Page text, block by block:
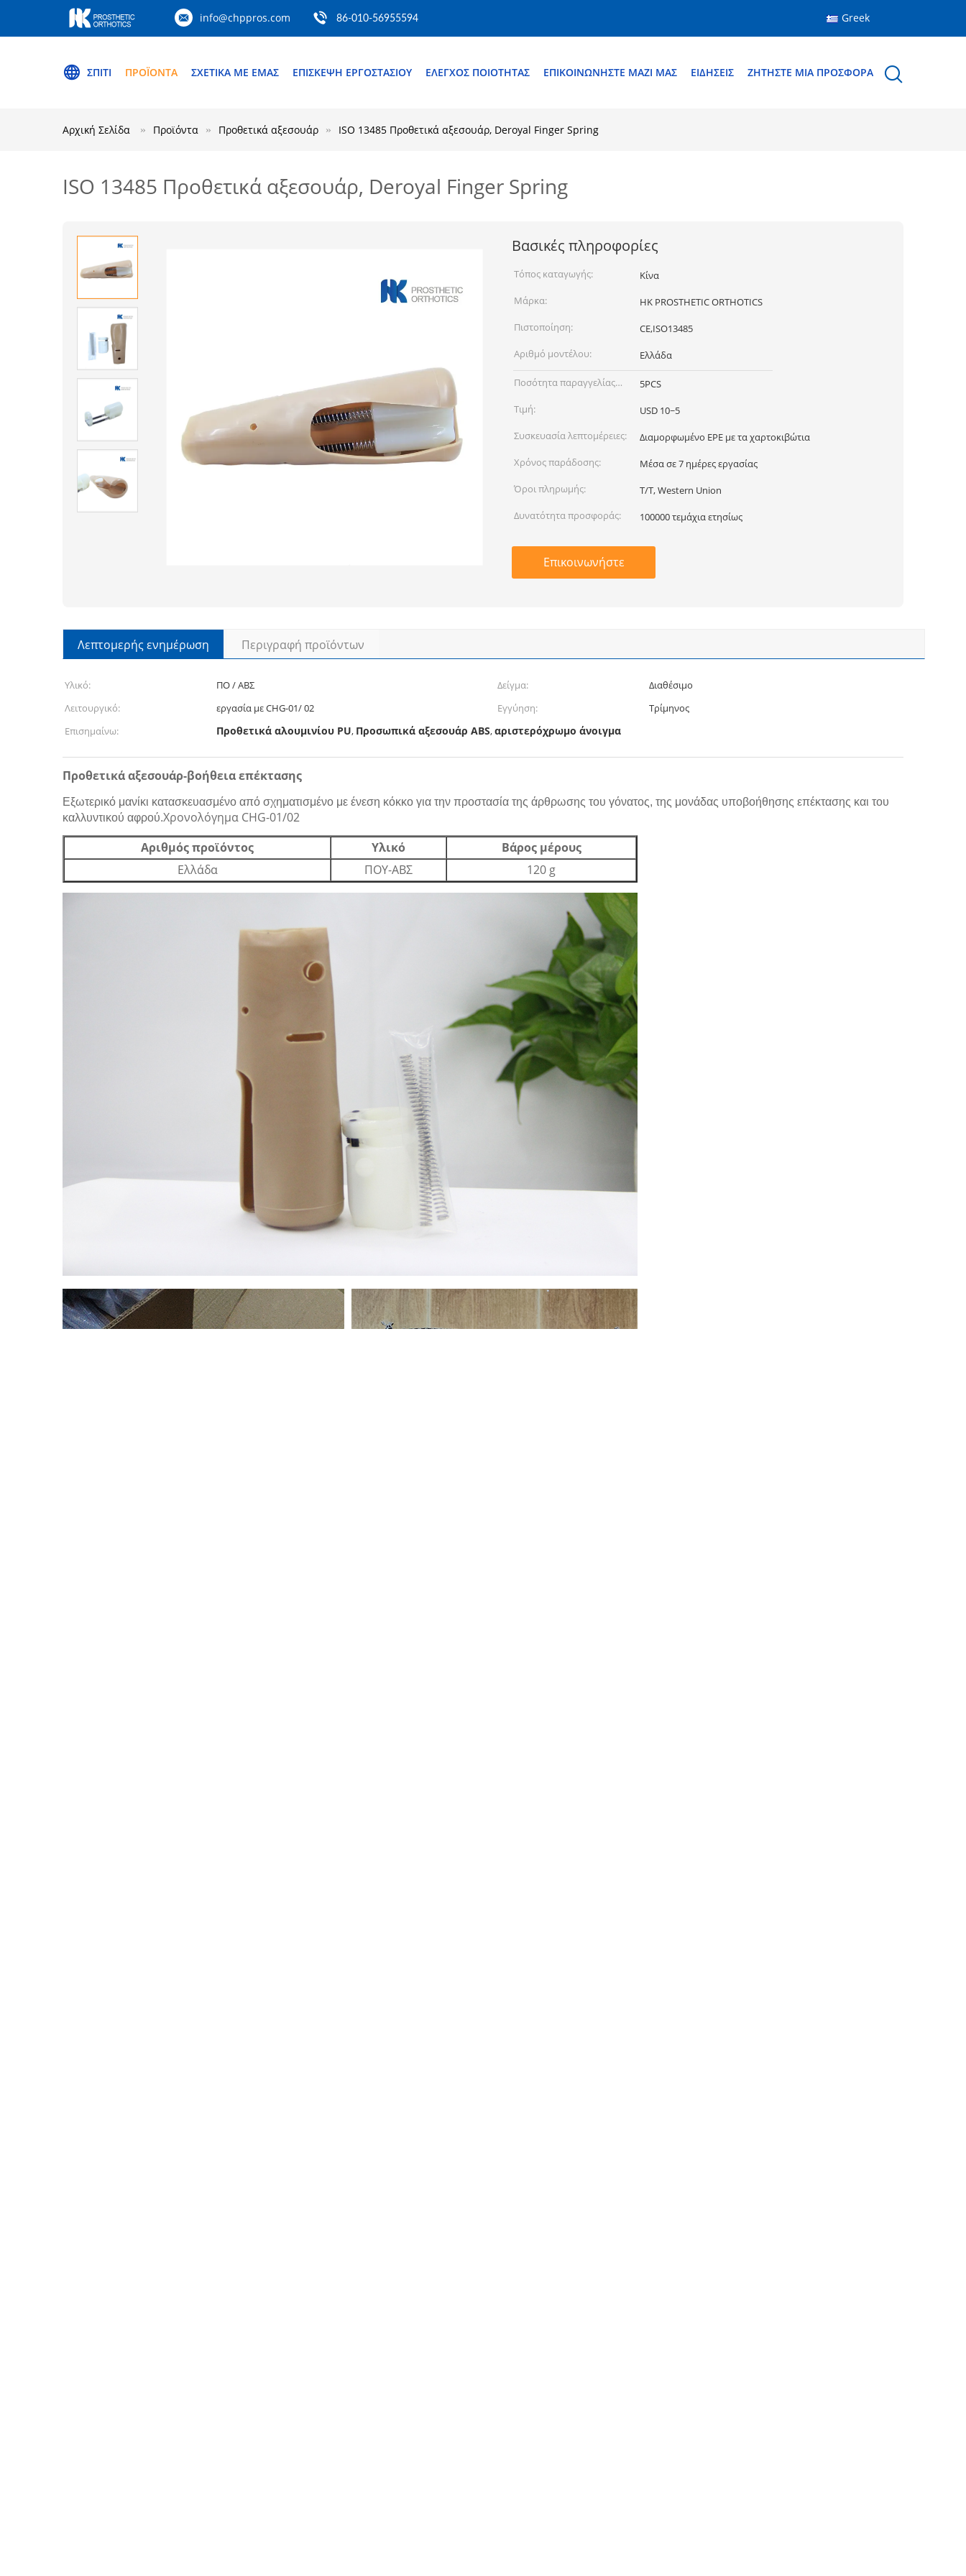
info@chppros.com 86-010-56955594 Greek
ΣΠΊΤΙ ΠΡΟΪΌΝΤΑ ΣΧΕΤΙΚΆ ΜΕ ΕΜΆΣ ΕΠΙΣΚΕΨΉ ΕΡΓΟΣΤΑΣΊΟΥ ΈΛΕΓΧΟΣ ΠΟΙΌΤΗΤΑΣ ΕΠΙΚΟΙΝΩΝΉΣΤΕ ΜΑΖΊ ΜΑΣ ΕΙΔΉΣΕΙΣ ΖΗΤΉΣΤΕ ΜΙΑ ΠΡΟΣΦΟΡΆ
Αρχική Σελίδα Προϊόντα Προθετικά αξεσουάρ ISO 13485 Προθετικά αξεσουάρ, Deroyal Finger Spring
ISO 13485 Προθετικά αξεσουάρ, Deroyal Finger Spring
Βασικές πληροφορίες
Τόπος καταγωγής:
Κίνα
Μάρκα:
HK PROSTHETIC ORTHOTICS
Πιστοποίηση:
CE,ISO13485
Αριθμό μοντέλου:
Ελλάδα
Ποσότητα παραγγελίας
min:
5PCS
Τιμή:
USD 10~5
Συσκευασία λεπτομέρειες:
Διαμορφωμένο EPE με τα χαρτοκιβώτια
Χρόνος παράδοσης:
Μέσα σε 7 ημέρες εργασίας
Όροι πληρωμής:
T/T, Western Union
Δυνατότητα προσφοράς:
100000 τεμάχια ετησίως
Επικοινωνήστε
Λεπτομερής ενημέρωση Περιγραφή προϊόντων
Υλικό: ΠΟ / ΑΒΣ Δείγμα:
Διαθέσιμο
Λειτουργικό:
εργασία με CHG-01/ 02 Εγγύηση:
Τρίμηνος
Επισημαίνω:
Προθετικά αλουμινίου PU, Προσωπικά αξεσουάρ ABS,αριστερόχρωμο άνοιγμα
Προθετικά αξεσουάρ-βοήθεια επέκτασης
Εξωτερικό μανίκι κατασκευασμένο από σχηματισμένο με ένεση κόκκο για την προστασία της άρθρωσης του γόνατος, της μονάδας υποβοήθησης επέκτασης και του
καλλυντικού αφρού.Χρονολόγημα CHG-01/02
Αριθμός προϊόντος
Υλικό
Βάρος μέρους
Ελλάδα
ΠΟΥ-ΑΒΣ 120 g